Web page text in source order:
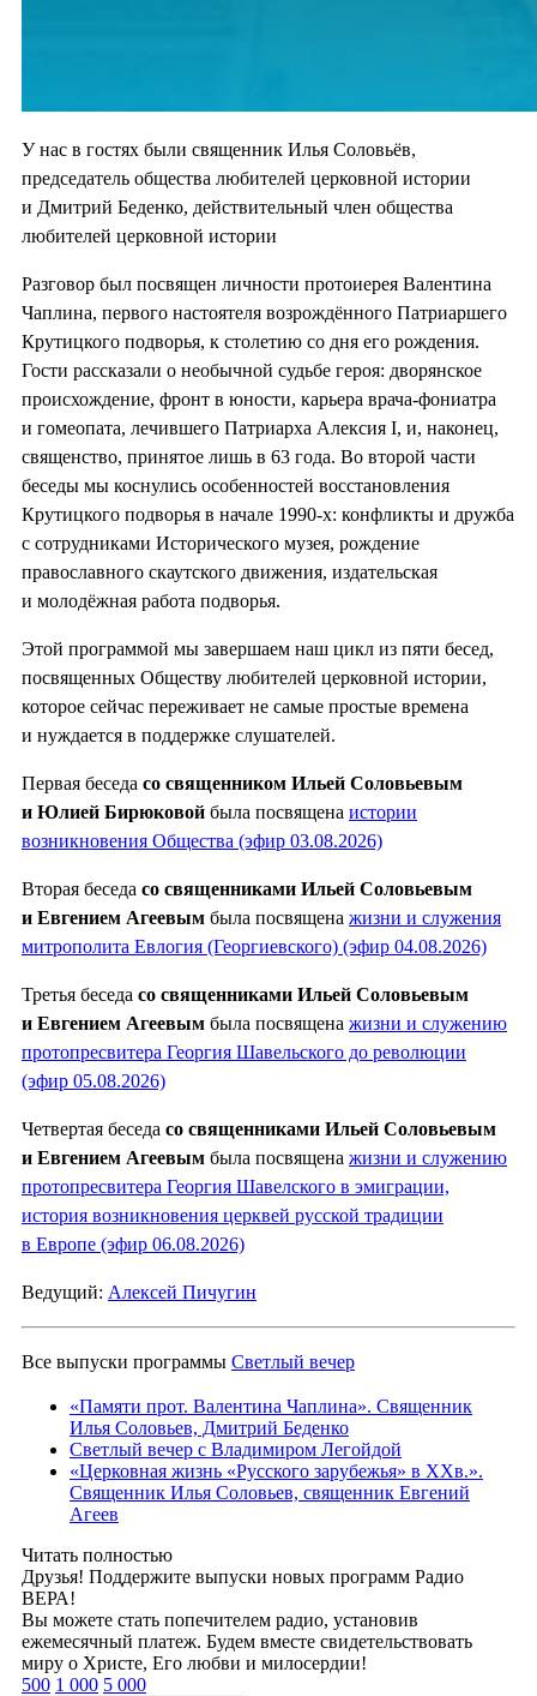
У нас в гостях были священник Илья Соловьёв,
председатель общества любителей церковной истории
и Дмитрий Беденко, действительный член общества
любителей церковной истории
Разговор был посвящен личности протоиерея Валентина
Чаплина, первого настоятеля возрождённого Патриаршего
Крутицкого подворья, к столетию со дня его рождения.
Гости рассказали о необычной судьбе героя: дворянское
происхождение, фронт в юности, карьера врача-фониатра
и гомеопата, лечившего Патриарха Алексия I, и, наконец,
священство, принятое лишь в 63 года. Во второй части
беседы мы коснулись особенностей восстановления
Крутицкого подворья в начале 1990-х: конфликты и дружба
с сотрудниками Исторического музея, рождение
православного скаутского движения, издательская
и молодёжная работа подворья.
Этой программой мы завершаем наш цикл из пяти бесед,
посвященных Обществу любителей церковной истории,
которое сейчас переживает не самые простые времена
и нуждается в поддержке слушателей.
Первая беседа со священником Ильей Соловьевым
и Юлией Бирюковой была посвящена истории
возникновения Общества (эфир 03.08.2026)
Вторая беседа со священниками Ильей Соловьевым
и Евгением Агеевым была посвящена жизни и служения
митрополита Евлогия (Георгиевского) (эфир 04.08.2026)
Третья беседа со священниками Ильей Соловьевым
и Евгением Агеевым была посвящена жизни и служению
протопресвитера Георгия Шавельского до революции
(эфир 05.08.2026)
Четвертая беседа со священниками Ильей Соловьевым
и Евгением Агеевым была посвящена жизни и служению
протопресвитера Георгия Шавелского в эмиграции,
история возникновения церквей русской традиции
в Европе (эфир 06.08.2026)
Ведущий: Алексей Пичугин
Все выпуски программы Светлый вечер
«Памяти прот. Валентина Чаплина». Священник
Илья Соловьев, Дмитрий Беденко
Светлый вечер с Владимиром Легойдой
«Церковная жизнь «Русского зарубежья» в ХХв.».
Священник Илья Соловьев, священник Евгений
Агеев
Читать полностью
Друзья! Поддержите выпуски новых программ Радио
ВЕРА!
Вы можете стать попечителем радио, установив
ежемесячный платеж. Будем вместе свидетельствовать
миру о Христе, Его любви и милосердии!
500 1 000 5 000